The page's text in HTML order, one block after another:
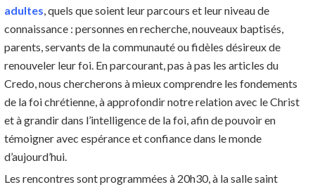
adultes, quels que soient leur parcours et leur niveau de
connaissance : personnes en recherche, nouveaux baptisés,
parents, servants de la communauté ou fidèles désireux de
renouveler leur foi. En parcourant, pas à pas les articles du
Credo, nous chercherons à mieux comprendre les fondements
de la foi chrétienne, à approfondir notre relation avec le Christ
et à grandir dans l’intelligence de la foi, afin de pouvoir en
témoigner avec espérance et confiance dans le monde
d’aujourd’hui.
Les rencontres sont programmées à 20h30, à la salle saint